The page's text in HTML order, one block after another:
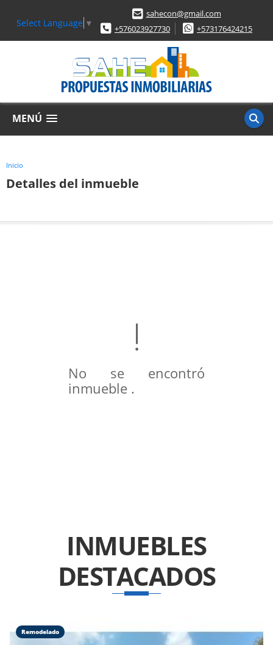
Select Language ▼
sahecon@gmail.com
+576023927730
+573176424215
MENÚ
Inicio
Detalles del inmueble
No se encontró
inmueble .
INMUEBLES
DESTACADOS
Remodelado